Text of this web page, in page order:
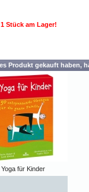
Stück am Lager!
Produkt gekauft haben,
Yoga für Kinder